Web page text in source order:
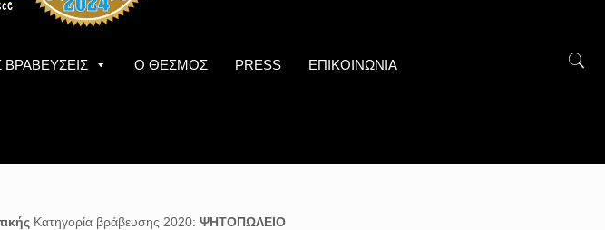
Ο ΘΕΣΜΟΣ PRESS ΕΠΙΚΟΙΝΩΝΙΑ
Κατηγορία βράβευσης 2020: ΨΗΤΟΠΩΛΕΙΟ